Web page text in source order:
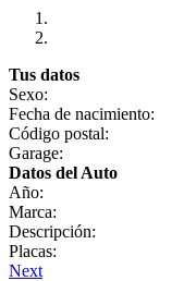
Tus datos
Sexo:
Fecha de nacimiento:
Código postal:
Garage:
Datos del Auto
Año:
Marca:
Descripción:
Placas:
Next